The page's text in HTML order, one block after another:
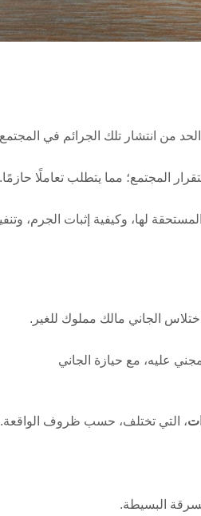
من انتشار تلك الجرائم في
المجتمع؛ مما يتطلب تعاملًا حازمًا.
لها، وكيفية إثبات الجرم،
عليه، مع حيازة الجاني
، التي تختلف، حسب ظروف الواقعة.